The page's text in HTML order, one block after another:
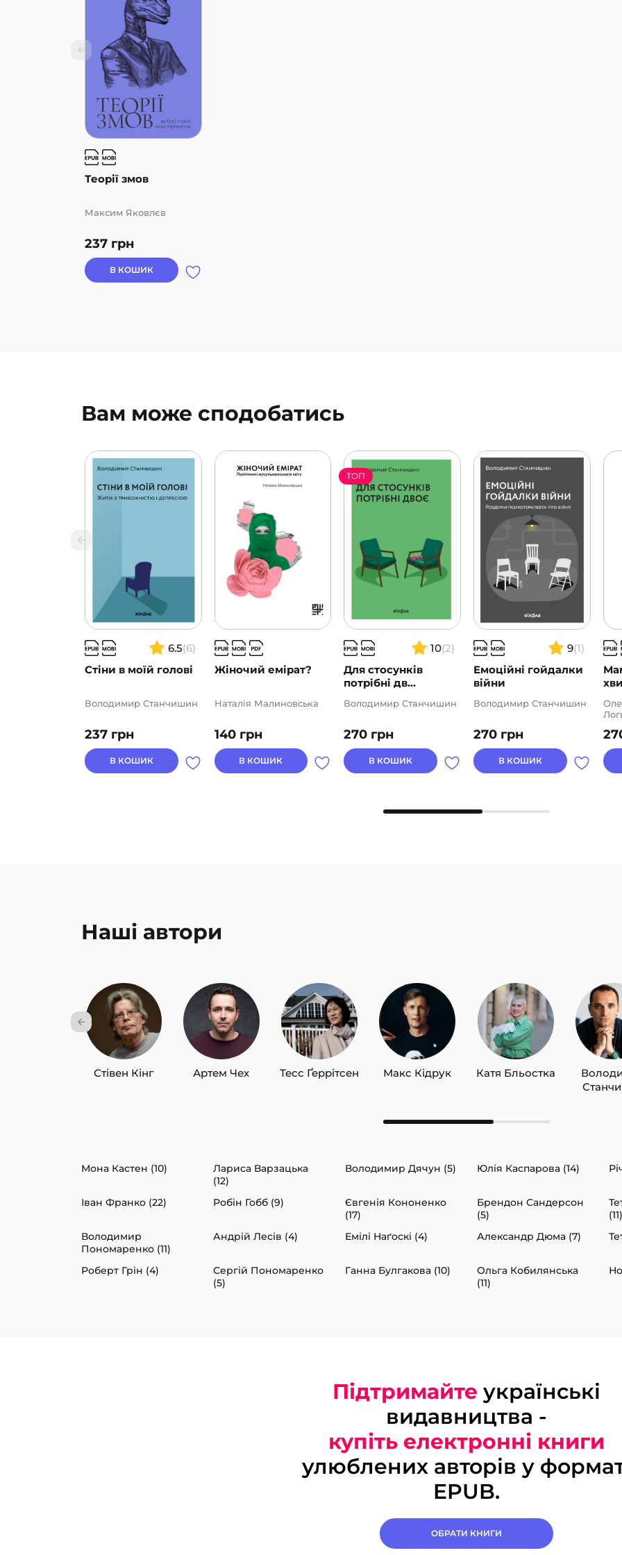
Теорії змов
237 грн
Максим Яковлєв
В КОШИК
Вам може сподобатись
6.5(6)
Стіни в моїй голові
237 грн
Володимир Станчишин
В КОШИК
Жіночий емірат?
140 грн
Наталія Малиновська
В КОШИК
10(2)
Для стосунків
потрібні дв...
ТОП
270 грн
Володимир Станчишин
В КОШИК
9(1)
Емоційні гойдалки
війни
270 грн
Володимир Станчишин
В КОШИК
Наші автори
Стівен Кінг Артем Чех Тесс Ґеррітсен Макс Кідрук Катя Бльостка
Мона Кастен (10)
Лариса Варзацька
(12)
Володимир Дячун (5) Юлія Каспарова (14)
Іван Франко (22) Робін Гобб (9)
Євгенія Кононенко
(17)
Брендон Сандерсон
(5)
(11)
Володимир
Пономаренко (11)
Андрій Лесів (4) Емілі Наґоскі (4) Александр Дюма (7)
Роберт Грін (4)
Сергій Пономаренко
(5)
Ганна Булгакова (10)
Ольга Кобилянська
(11)
Підтримайте українські
видавництва -
купіть електронні книги
улюблених авторів у
EPUB.
ОБРАТИ КНИГИ